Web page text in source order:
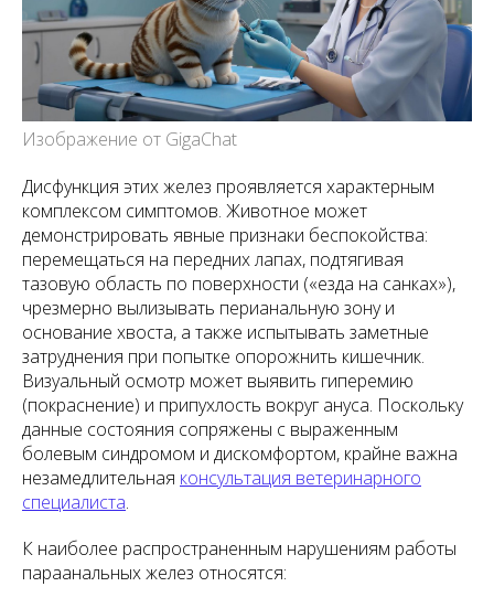
Изображение от GigaChat
Дисфункция этих желез проявляется характерным
комплексом симптомов. Животное может
демонстрировать явные признаки беспокойства:
перемещаться на передних лапах, подтягивая
тазовую область по поверхности («езда на санках»),
чрезмерно вылизывать перианальную зону и
основание хвоста, а также испытывать заметные
затруднения при попытке опорожнить кишечник.
Визуальный осмотр может выявить гиперемию
(покраснение) и припухлость вокруг ануса. Поскольку
данные состояния сопряжены с выраженным
болевым синдромом и дискомфортом, крайне важна
незамедлительная консультация ветеринарного
специалиста.
К наиболее распространенным нарушениям работы
параанальных желез относятся: